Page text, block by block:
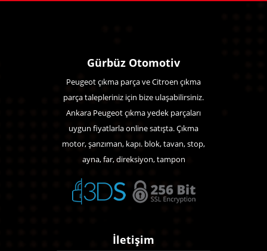
Gürbüz Otomotiv
Peugeot çıkma parça ve Citroen çıkma
parça talepleriniz için bize ulaşabilirsiniz.
Ankara Peugeot çıkma yedek parçaları
uygun fiyatlarla online satışta. Çıkma
motor, şanzıman, kapı. blok, tavan, stop,
ayna, far, direksiyon, tampon
İletişim